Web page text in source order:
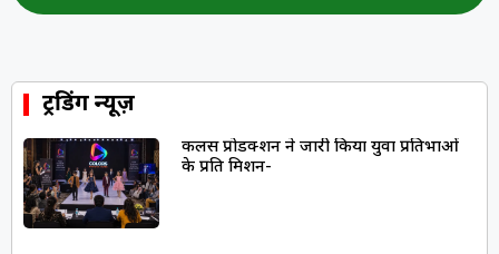
ट्रेंडिंग न्यूज़
कलर्स प्रोडक्शन ने जारी किया युवा प्रतिभाओं
के प्रति मिशन-